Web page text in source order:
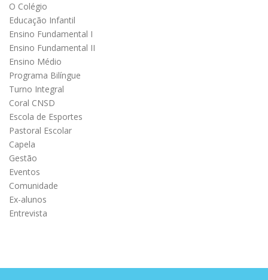
O Colégio
Educação Infantil
Ensino Fundamental I
Ensino Fundamental II
Ensino Médio
Programa Bilíngue
Turno Integral
Coral CNSD
Escola de Esportes
Pastoral Escolar
Capela
Gestão
Eventos
Comunidade
Ex-alunos
Entrevista